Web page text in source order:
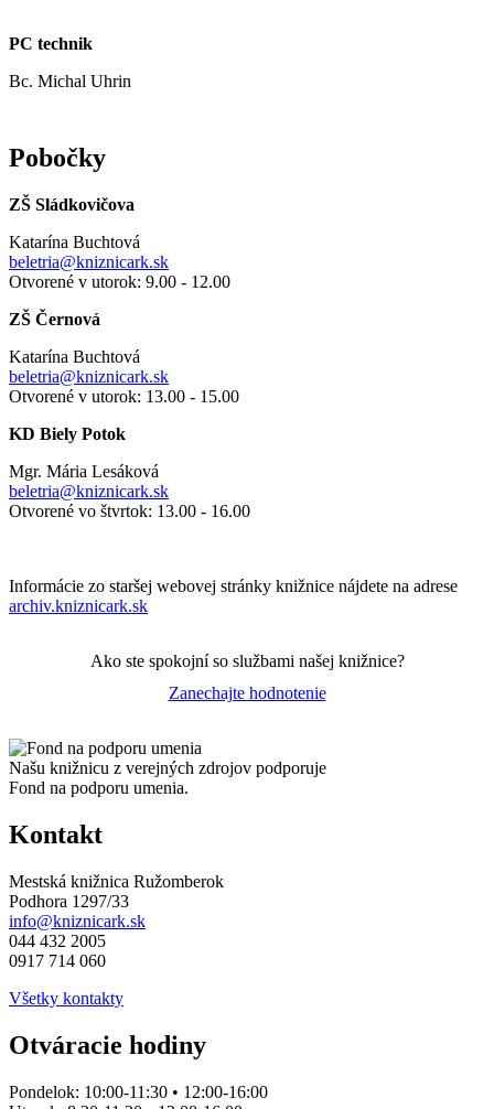
PC technik
Bc. Michal Uhrin
Pobočky
ZŠ Sládkovičova
Katarína Buchtová
beletria@kniznicark.sk
Otvorené v utorok: 9.00 - 12.00
ZŠ Černová
Katarína Buchtová
beletria@kniznicark.sk
Otvorené v utorok: 13.00 - 15.00
KD Biely Potok
Mgr. Mária Lesáková
beletria@kniznicark.sk
Otvorené vo štvrtok: 13.00 - 16.00
Informácie zo staršej webovej stránky knižnice nájdete na adrese
archiv.kniznicark.sk
Ako ste spokojní so službami našej knižnice?
Zanechajte hodnotenie
Našu knižnicu z verejných zdrojov podporuje
Fond na podporu umenia.
Kontakt
Mestská knižnica Ružomberok
Podhora 1297/33
info@kniznicark.sk
044 432 2005
0917 714 060
Všetky kontakty
Otváracie hodiny
Pondelok: 10:00-11:30 • 12:00-16:00